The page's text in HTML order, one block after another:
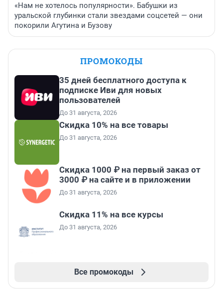
«Нам не хотелось популярности». Бабушки из
уральской глубинки стали звездами соцсетей — они
покорили Агутина и Бузову
ПРОМОКОДЫ
35 дней бесплатного доступа к
подписке Иви для новых
пользователей
До 31 августа, 2026
Скидка 10% на все товары
До 31 августа, 2026
Скидка 1000 ₽ на первый заказ от
3000 ₽ на сайте и в приложении
До 31 августа, 2026
Скидка 11% на все курсы
До 31 августа, 2026
Все промокоды